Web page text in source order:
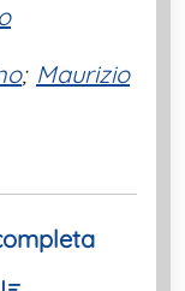
; Maurizio